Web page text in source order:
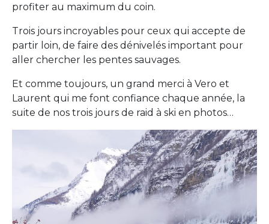
profiter au maximum du coin.
Trois jours incroyables pour ceux qui accepte de
partir loin, de faire des dénivelés important pour
aller chercher les pentes sauvages.
Et comme toujours, un grand merci à Vero et
Laurent qui me font confiance chaque année, la
suite de nos trois jours de raid à ski en photos…